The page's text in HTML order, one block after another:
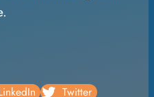
Twitter